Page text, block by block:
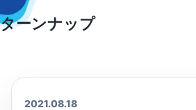
Skip
to
ターンナップ
2021.08.18